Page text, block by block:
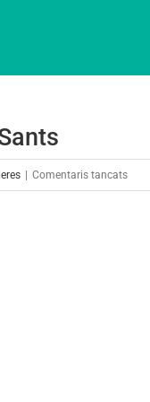
Comentaris tancatsa